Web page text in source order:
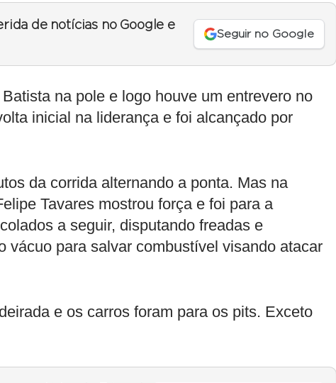
de notícias no Google e
Seguir no Google
na pole e logo houve um entrevero no
inicial na liderança e foi alcançado por
da corrida alternando a ponta. Mas na
Tavares mostrou força e foi para a
a seguir, disputando freadas e
vácuo para salvar combustível visando atacar
e os carros foram para os pits. Exceto